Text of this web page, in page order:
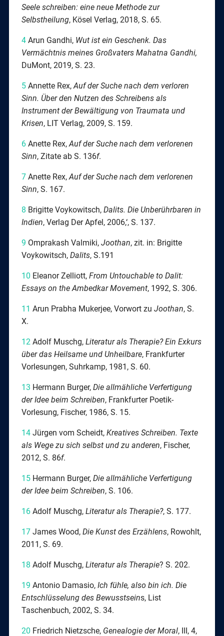
Seele schreiben: eine neue Methode zur
Selbstheilung, Kösel Verlag, 2018, S. 65.
4Arun Gandhi, Wut ist ein Geschenk. Das
Vermächtnis meines Großvaters Mahatna Gandhi,
DuMont, 2019, S. 23.
5Annette Rex, Auf der Suche nach dem verloren
Sinn. Über den Nutzen des Schreibens als
Instrument der Bewältigung von Traumata und
Krisen, LIT Verlag, 2009, S. 159.
6Anette Rex, Auf der Suche nach dem verlorenen
Sinn, Zitate ab S. 136f.
7Anette Rex, Auf der Suche nach dem verlorenen
Sinn, S. 167.
8 Brigitte Voykowitsch, Dalits. Die Unberührbaren in
Indien, Verlag Der Apfel, 2006,‘, S. 137.
9 Omprakash Valmiki, Joothan, zit. in: Brigitte
Voykowitsch, Dalits, S.191
10 Eleanor Zelliott, From Untouchable to Dalit:
Essays on the Ambedkar Movement, 1992, S. 306.
11 Arun Prabha Mukerjee, Vorwort zu Joothan, S.
X.
12 Adolf Muschg, Literatur als Therapie? Ein Exkurs
über das Heilsame und Unheilbare, Frankfurter
Vorlesungen, Suhrkamp, 1981, S. 60.
13 Hermann Burger, Die allmähliche Verfertigung
der Idee beim Schreiben, Frankfurter Poetik-
Vorlesung, Fischer, 1986, S. 15.
14Jürgen vom Scheidt, Kreatives Schreiben. Texte
als Wege zu sich selbst und zu anderen, Fischer,
2012, S. 86f.
15Hermann Burger, Die allmähliche Verfertigung
der Idee beim Schreiben, S. 106.
16Adolf Muschg, Literatur als Therapie?, S. 177.
17James Wood, Die Kunst des Erzählens, Rowohlt,
2011, S. 69.
18 Adolf Muschg, Literatur als Therapie? S. 202.
19 Antonio Damasio, Ich fühle, also bin ich. Die
Entschlüsselung des Bewusstseins, List
Taschenbuch, 2002, S. 34.
20 Friedrich Nietzsche, Genealogie der Moral, III, 4,